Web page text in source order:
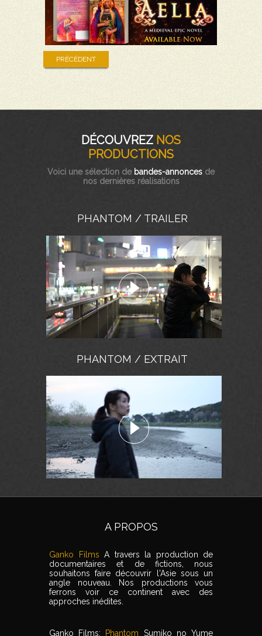
PRÉCÉDENT
DÉCOUVREZ NOS
PRODUCTIONS
Voici une sélection de bandes-annonces de
nos dernières réalisations
PHANTOM / TRAILER
PHANTOM / EXTRAIT
A PROPOS
Ganko Films A travers la production de
documentaires et de fictions, nous
souhaitons faire découvrir l'Asie sous un
angle nouveau. Nos productions vous
ferrons voir ce continent avec des
approches inédites.
Ganko Films: Phantom Sumiko no Yume